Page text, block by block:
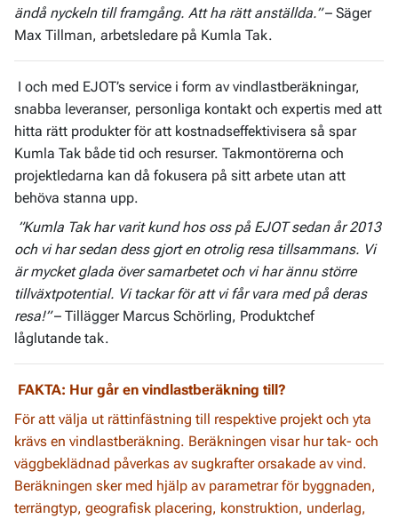
ändå nyckeln till framgång. Att ha rätt anställda.”– Säger
Max Tillman, arbetsledare på Kumla Tak.
I och med EJOT’s service i form av vindlastberäkningar,
snabba leveranser, personliga kontakt och expertis med att
hitta rätt produkter för att kostnadseffektivisera så spar
Kumla Tak både tid och resurser. Takmontörerna och
projektledarna kan då fokusera på sitt arbete utan att
behöva stanna upp.
”Kumla Tak har varit kund hos oss på EJOT sedan år 2013
och vi har sedan dess gjort en otrolig resa tillsammans. Vi
är mycket glada över samarbetet och vi har ännu större
tillväxtpotential. Vi tackar för att vi får vara med på deras
resa!”– Tillägger Marcus Schörling, Produktchef
låglutande tak.
FAKTA: Hur går en vindlastberäkning till?
För att välja ut rättinfästning till respektive projekt och yta
krävs en vindlastberäkning. Beräkningen visar hur tak- och
väggbeklädnad påverkas av sugkrafter orsakade av vind.
Beräkningen sker med hjälp av parametrar för byggnaden,
terrängtyp, geografisk placering, konstruktion, underlag,